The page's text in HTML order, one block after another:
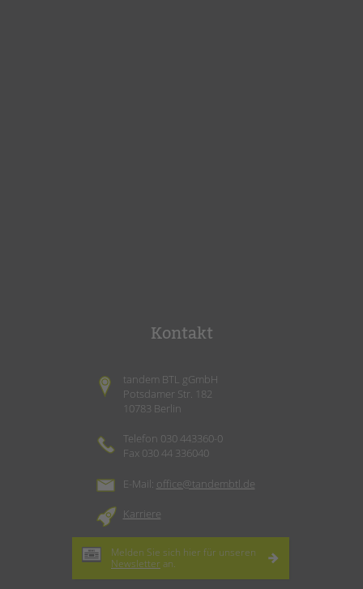
Kontakt
tandem BTL gGmbH
Potsdamer Str. 182
10783 Berlin
Telefon 030 443360-0
Fax 030 44 336040
E-Mail: office@tandembtl.de
Karriere
Melden Sie sich hier für unseren
Newsletter an.